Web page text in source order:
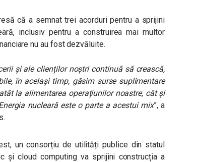
că a semnat trei acorduri pentru a sprijini
inclusiv pentru a construirea mai multor
nu au fost dezvăluite.
și ale clienților noștri continuă să crească,
în același timp, găsim surse suplimentare
la alimentarea operațiunilor noastre, cât și
nucleară este o parte a acestui mix”, a
un consorțiu de utilități publice din statul
și cloud computing va sprijini construcția a